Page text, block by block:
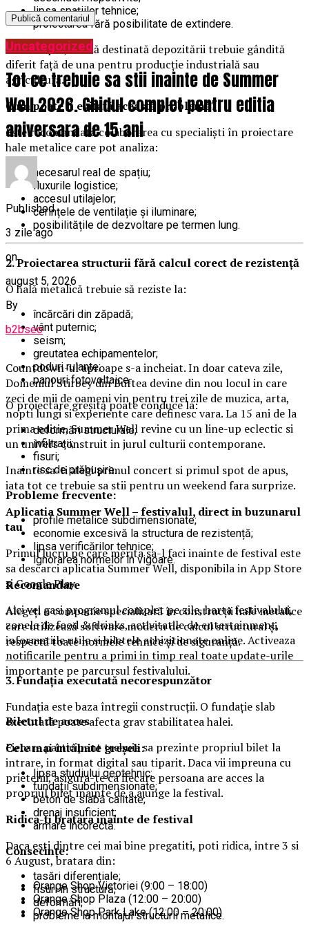
lipsa spațiilor tehnice;
proiectarea fără posibilitate de extindere.
De exemplu, o hală destinată depozitării trebuie gândită
diferit față de una pentru producție industrială sau
agricultură.
Cum poate fi evitată această problemă?
Este recomandată colaborarea cu specialiști în proiectare
hale metalice care pot analiza:
necesarul real de spațiu;
fluxurile logistice;
accesul utilajelor;
cerințele de ventilație și iluminare;
posibilitățile de dezvoltare pe termen lung.
2. Proiectarea structurii fără calcul corect de rezistență
O hală metalică trebuie să reziste la:
încărcări din zăpadă;
vânt puternic;
seism;
greutatea echipamentelor;
poduri rulante;
panouri fotovoltaice.
O proiectare greșită poate conduce la:
deformări structurale;
infiltrații;
fisuri;
risc de prăbușire.
Probleme frecvente:
profile metalice subdimensionate;
economie excesivă la structura de rezistență;
lipsa verificărilor tehnice;
ignorarea normelor în vigoare.
Recomandare
Alegeți o companie specializată în construcții hale metalice
care utilizează software modern de calcul structural și
respectă toate normele tehnice și de siguranță.
3. Fundația executată necorespunzător
Fundația este baza întregii construcții. O fundație slab
executată poate afecta grav stabilitatea halei.
Cele mai întâlnite greșeli:
lipsa studiului geotehnic;
fundații subdimensionate;
beton de slabă calitate;
drenaj insuficient;
armare incorectă.
Consecințe:
tasări diferențiale;
fisuri în structură;
deformări;
probleme la montajul structurii metalice.
Uncategorized
Tot ce trebuie sa stii inainte de Summer
Well 2026. Ghidul complet pentru editia
aniversara de 15 ani
Published
3 zile ago
on
august 5, 2026
By
b2bseo
Countdown-ul aproape s-a incheiat. In doar cateva zile,
Domeniul Stirbey din Buftea devine din nou locul in care
zeci de mii de oameni vin pentru trei zile de muzica, arta,
nopti lungi si experiente care definesc vara. La 15 ani de la
prima editie, Summer Well revine cu un line-up eclectic si
un univers construit in jurul culturii contemporane.
Inainte sa-ti alegi primul concert si primul spot de apus,
iata tot ce trebuie sa stii pentru un weekend fara surprize.
Aplicatia Summer Well– festivalul, direct in buzunarul
tau
Primul lucru pe care merita sa-l faci inainte de festival este
sa descarci aplicatia Summer Well, disponibila in App Store
si Google Play.
Aici vei gasi programul complet pe zile, harta festivalului,
zonele de food & drinks, activitatile de entertainment,
informatiile utile si biletele achizitionate online. Activeaza
notificarile pentru a primi in timp real toate update-urile
importante pe parcursul festivalului.
Biletul de acces
Fiecare participant trebuie sa prezinte propriul bilet la
intrare, in format digital sau tiparit. Daca vii impreuna cu
prietenii, asigura-te ca fiecare persoana are acces la
propriul bilet inainte de a ajunge la festival.
Ridica-ti bratarainainte de festival
Daca esti dintre cei mai bine pregatiti, poti ridica, intre 3 si
6 August, bratara din:
Orange Shop Victoriei (9:00 – 18:00)
Orange Shop Plaza (12:00 – 20:00)
Orange Shop Park Lake (12:00 – 20:00)